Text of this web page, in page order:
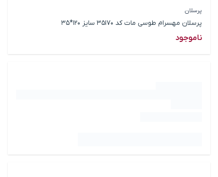
پرسلان
پرسلان مهسرام طوسی مات کد 35170 سایز 120*35
ناموجود